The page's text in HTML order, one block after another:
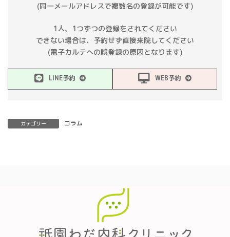
(同一メールアドレスで複数名の登録が可能です)
1人、1つずつの登録をされてください
できない場合は、予約せず直接来院してください
(電子カルテへの誤登録の原因となります)
LINE予約 WEB予約
カテゴリー コラム